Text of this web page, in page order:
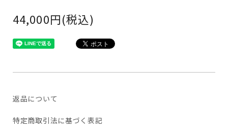
44,000円(税込)
返品について
特定商取引法に基づく表記